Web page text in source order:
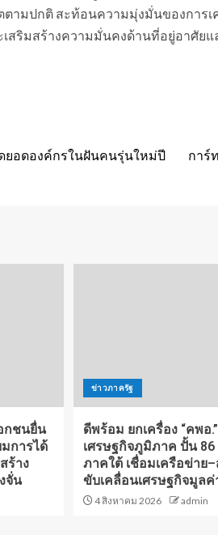
ามปกติ สะท้อนความมุ่งมั่นของการ
สริมสร้างความมั่นคงด้านที่อยู่อาศัย
ยอดองค์กรในฝันคนรุ่นใหม่ปี
การ์
กชนยื่น
การได้
ร้าง
จั่น
ข่าวภาครัฐ
ดีพร้อม ยกเครื่อง “คพอ
เศรษฐกิจภูมิภาค ปั้น
ภาคใต้ เชื่อมเครือข่าย
ขับเคลื่อนเศรษฐกิจมูลค่
4 สิงหาคม 2026 admin